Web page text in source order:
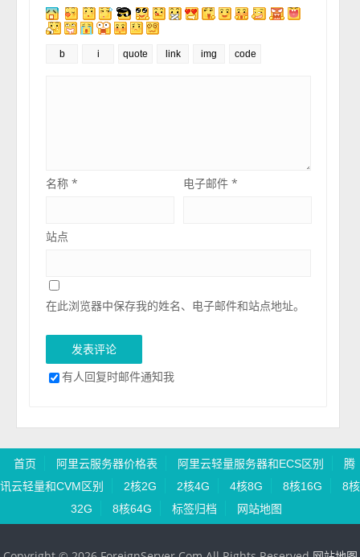
名称* 电子邮件*
站点
在此浏览器中保存我的姓名、电子邮件和站点地址。
有人回复时邮件通知我
首页 阿里云服务器价格表 阿里云轻量服务器和ECS区别
腾
讯云轻量和CVM区别
2核2G 2核4G 4核8G 8核16G
8核
32G
8核64G 标签归档 网站地图